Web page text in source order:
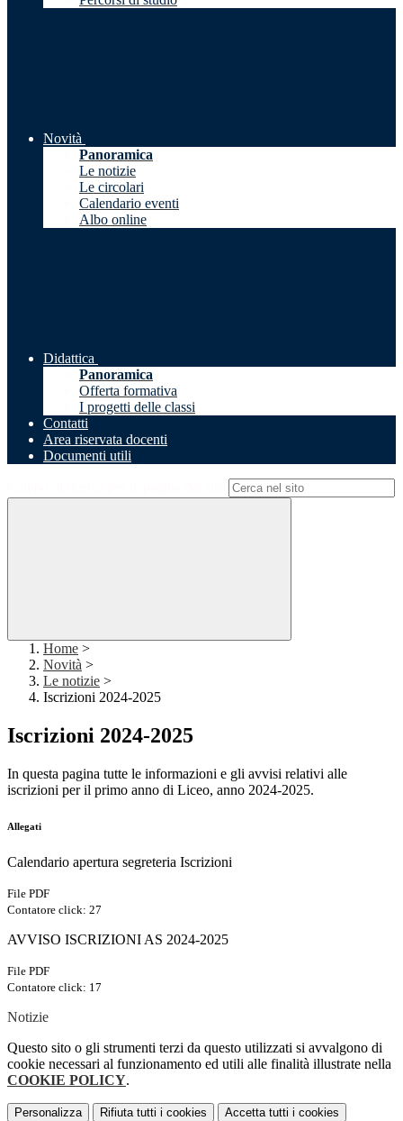
Novità
Panoramica
Le notizie
Le circolari
Calendario eventi
Albo online
Didattica
Panoramica
Offerta formativa
I progetti delle classi
Contatti
Area riservata docenti
Documenti utili
Home >
Novità >
Le notizie >
Iscrizioni 2024-2025
Iscrizioni 2024-2025
In questa pagina tutte le informazioni e gli avvisi relativi alle
iscrizioni per il primo anno di Liceo, anno 2024-2025.
Allegati
Calendario apertura segreteria Iscrizioni
File PDF
Contatore click: 27
AVVISO ISCRIZIONI AS 2024-2025
File PDF
Contatore click: 17
Notizie
Questo sito o gli strumenti terzi da questo utilizzati si avvalgono di
cookie necessari al funzionamento ed utili alle finalità illustrate nella
COOKIE POLICY.
Personalizza Rifiuta tutti i cookies Accetta tutti i cookies